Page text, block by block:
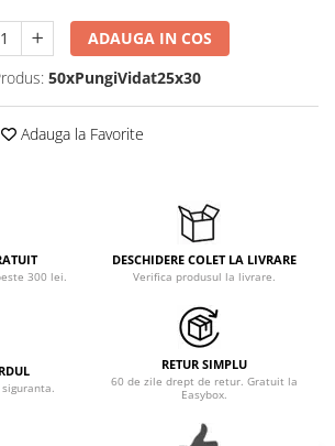
ADAUGA IN COS
50xPungiVidat25x30
Adauga la Favorite
300 lei.
DESCHIDERE COLET LA LIVRARE
Verifica produsul la livrare.
RETUR SIMPLU
60 de zile drept de retur. Gratuit la
Easybox.